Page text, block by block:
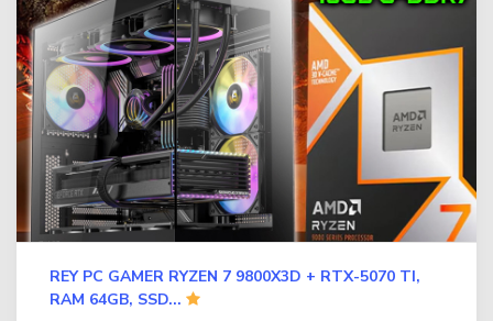
TODAS LAS CATEGORÍAS
REY PC GAMER RYZEN 7 9800X3D + RTX-5070 TI,
RAM 64GB, SSD...